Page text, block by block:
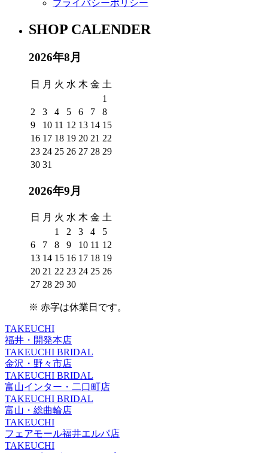
プライバシーポリシー
SHOP CALENDER
2026年8月
日 月 火 水 木 金 土
1
2
3 4 5 6 7
8
9
10 11 12 13 14 15
16 17 18 19 20 21 22
23 24 25 26 27 28 29
30 31
2026年9月
日 月 火 水 木 金 土
1
2 3 4
5
6
7 8 9 10 11 12
13 14 15 16 17 18 19
20 21 22 23 24 25 26
27 28 29 30
※ 赤字は休業日 です。
TAKEUCHI
福井・開発本店
TAKEUCHI BRIDAL
金沢・野々市店
TAKEUCHI BRIDAL
富山インター・二口町店
TAKEUCHI BRIDAL
富山・総曲輪店
TAKEUCHI
フェアモール福井エルパ店
TAKEUCHI